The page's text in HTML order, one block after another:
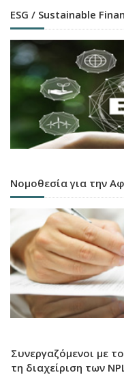
ESG / Sustainable
Νομοθεσία για την
Συνεργαζόμενοι με
τη διαχείριση των